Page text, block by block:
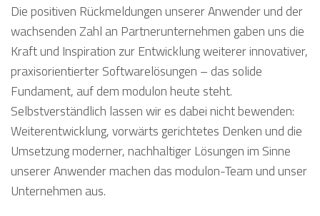
Die positiven Rückmeldungen unserer Anwender und der
wachsenden Zahl an Partnerunternehmen gaben uns die
Kraft und Inspiration zur Entwicklung weiterer innovativer,
praxisorientierter Softwarelösungen – das solide
Fundament, auf dem modulon heute steht.
Selbstverständlich lassen wir es dabei nicht bewenden:
Weiterentwicklung, vorwärts gerichtetes Denken und die
Umsetzung moderner, nachhaltiger Lösungen im Sinne
unserer Anwender machen das modulon-Team und unser
Unternehmen aus.